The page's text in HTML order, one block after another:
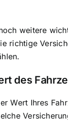
weitere
richtige
des
Wert Ihres